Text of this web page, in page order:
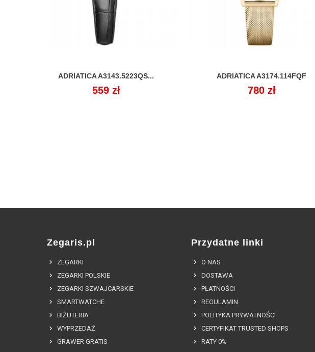
ADRIATICA A3143.5223QS...
Cena
559 zł
 ADRIATICA A3174.114FQF
Cena
780 zł

Zegaris.pl
ZEGARKI
ZEGARKI POLSKIE
ZEGARKI SZWAJCARSKIE
SMARTWATCHE
BIŻUTERIA
WYPRZEDAŻ
GRAWER GRATIS
Przydatne linki
O NAS
DOSTAWA
PŁATNOŚCI
REGULAMIN
POLITYKA PRYWATNOŚCI
CERTYFIKAT TRUSTED SHOPS
RATY 0%